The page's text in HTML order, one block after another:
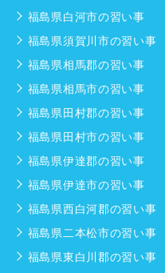
福島県白河市の習い事
福島県須賀川市の習い事
福島県相馬郡の習い事
福島県相馬市の習い事
福島県田村郡の習い事
福島県田村市の習い事
福島県伊達郡の習い事
福島県伊達市の習い事
福島県西白河郡の習い事
福島県二本松市の習い事
福島県東白川郡の習い事